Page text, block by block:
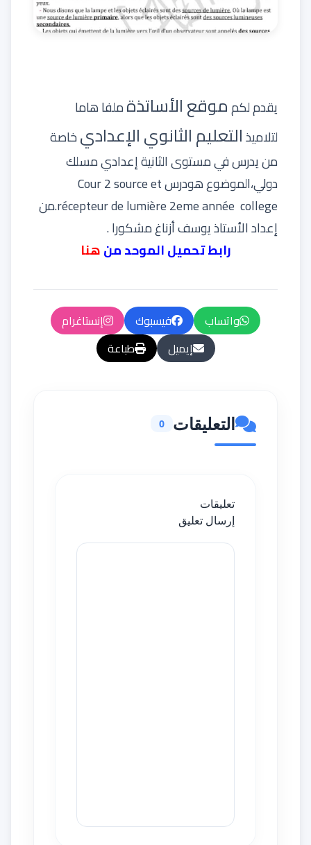
يقدم لكمموقع الأساتذةملفا هاما
لتلاميذالتعليم الثانوي الإعداديخاصة
من يدرس في مستوىالثانية إعدادي مسلك
دولي
،الموضوع هودرس Cour 2 source et
récepteur de lumière 2eme année college.من
إعداد الأستاذ يوسف أزناغ مشكورا .
رابط تحميل الموحد منهنا
واتساب فيسبوك
إنستاغرام
إيميل
طباعة
التعليقات 0
تعليقات
إرسال تعليق